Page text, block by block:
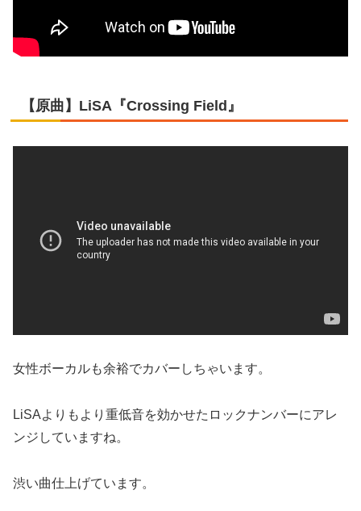
【原曲】LiSA『Crossing Field』
女性ボーカルも余裕でカバーしちゃいます。
LiSAよりもより重低音を効かせたロックナンバーにアレ
ンジしていますね。
渋い曲仕上げています。